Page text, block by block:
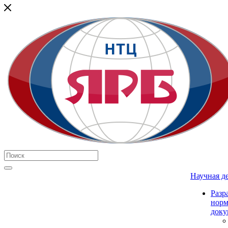
Научная